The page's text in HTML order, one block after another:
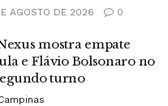
AGOSTO DE 2026 0
mostra empate
e Flávio Bolsonaro no
turno